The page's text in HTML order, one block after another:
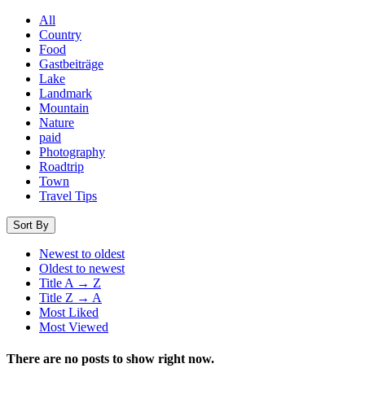
All
Country
Food
Gastbeiträge
Lake
Landmark
Mountain
Nature
paid
Photography
Roadtrip
Town
Travel Tips
Sort By
Newest to oldest
Oldest to newest
Title A → Z
Title Z → A
Most Liked
Most Viewed
There are no posts to show right now.